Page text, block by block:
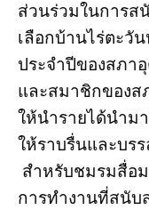
ส่วนร่วมในการส
เลือกบ้านไร่ตะวั
ประจำปีของสภา
และสมาชิกของส
ให้นำรายได้นำม
ให้ราบรื่นและบร
สำหรับชมรมสื่อ
การทำงานที่สนั